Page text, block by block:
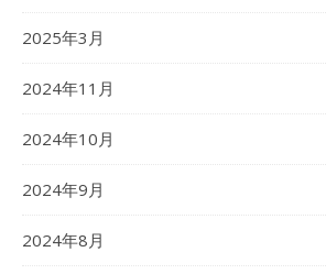
2025年3月
2024年11月
2024年10月
2024年9月
2024年8月